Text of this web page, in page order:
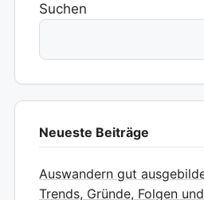
Suchen
Neueste Beiträge
Auswandern gut
Trends, Gründe, Folgen und